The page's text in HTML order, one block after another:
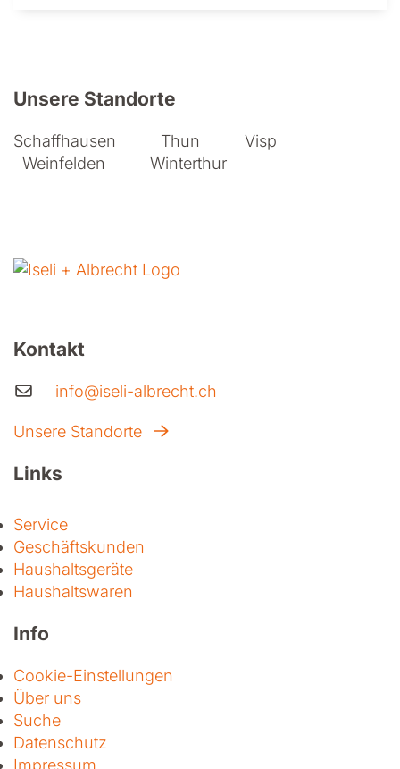
Unsere Standorte
Schaffhausen Thun
Visp
Weinfelden
Winterthur
Kontakt
info@iseli-albrecht.ch
Unsere Standorte
Links
Service
Geschäftskunden
Haushaltsgeräte
Haushaltswaren
Info
Cookie-Einstellungen
Über uns
Suche
Datenschutz
Impressum